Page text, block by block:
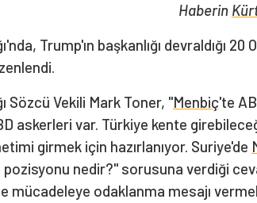
Haberin
Trump'ın başkanlığı devraldığı
Sözcü Vekili Mark Toner, "Menbiç'te
askerleri var. Türkiye kente
girmek için hazırlanıyor. Suriye'de
pozisyonu nedir?" sorusuna verdiği
mücadeleye odaklanma mesajı